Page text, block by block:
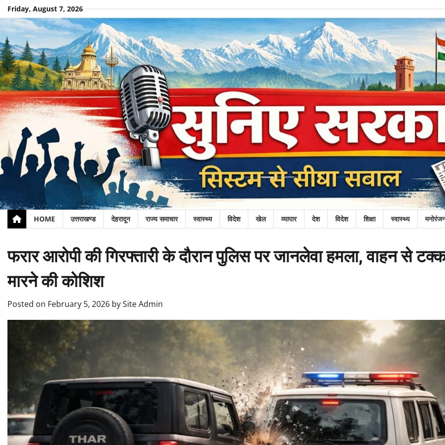
Skip
to
content
Friday, August 7, 2026
HOME उत्तराखण्ड देहरादून राज्य समाचार स्वास्थ्य विदेश खेल व्यापार देश विदेश शिक्षा स्वास्थ्य
फरार आरोपी की गिरफ्तारी के दौरान पुलिस पर जानलेवा हमला, वाहन से
मारने की कोशिश
Posted on February 5, 2026 bySite Admin